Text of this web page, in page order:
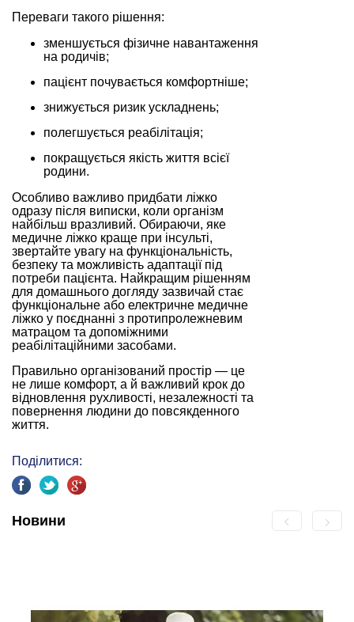
Переваги такого рішення:
зменшується фізичне навантаження
на родичів;
пацієнт почувається комфортніше;
знижується ризик ускладнень;
полегшується реабілітація;
покращується якість життя всієї
родини.
Особливо важливо придбати ліжко
одразу після виписки, коли організм
найбільш вразливий. Обираючи, яке
медичне ліжко краще при інсульті,
звертайте увагу на функціональність,
безпеку та можливість адаптації під
потреби пацієнта. Найкращим рішенням
для домашнього догляду зазвичай стає
функціональне або електричне медичне
ліжко у поєднанні з протипролежневим
матрацом та допоміжними
реабілітаційними засобами.
Правильно організований простір — це
не лише комфорт, а й важливий крок до
відновлення рухливості, незалежності та
повернення людини до повсякденного
життя.
Поділитися:
Новини